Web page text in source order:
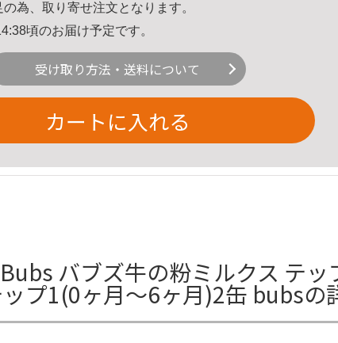
為、取り寄せ注文となります。
頃のお届け予定です。
受け取り方法・送料について
カートに入れる
Bubs バブズ牛の粉ミルクス テ
プ1(0ヶ月〜6ヶ月)2缶 bubsの